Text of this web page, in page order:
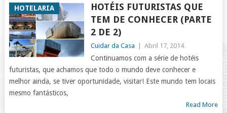
HOTELARIA
HOTÉIS FUTURISTAS QUE
TEM DE CONHECER (PARTE
2 DE 2)
Cuidar da Casa Abril 17, 2014
Continuamos com a série de hotéis
futuristas, que achamos que todo o mundo deve conhecer e
melhor ainda, se tiver oportunidade, visitar! Este mundo tem locais
mesmo fantásticos,
Read More